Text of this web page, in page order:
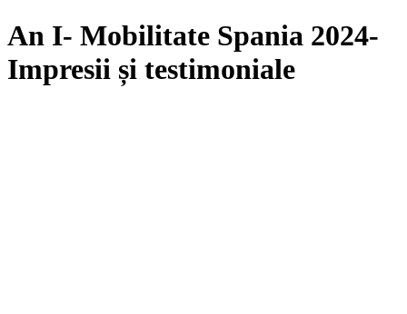
An I- Mobilitate Spania 2024-
Impresii și testimoniale